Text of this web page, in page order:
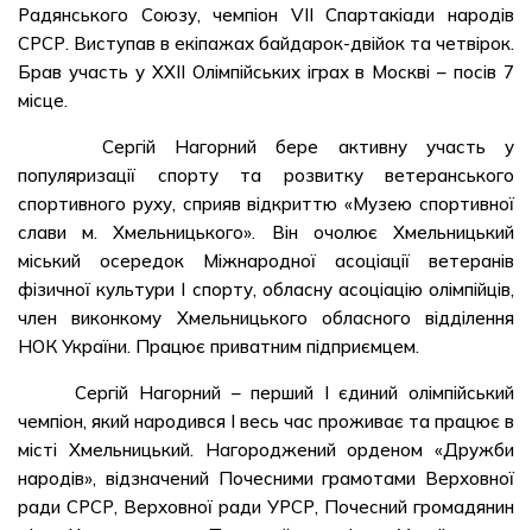
Радянського Союзу, чемпіон VII Спартакіади народів
СРСР. Виступав в екіпажах байдарок-двійок та четвірок.
Брав участь у XXII Олімпійських іграх в Москві – посів 7
місце.
Сергій Нагорний бере активну участь у
популяризації спорту та розвитку ветеранського
спортивного руху, сприяв відкриттю «Музею спортивної
слави м. Хмельницького». Він очолює Хмельницький
міський осередок Міжнародної асоціації ветеранів
фізичної культури І спорту, обласну асоціацію олімпійців,
член виконкому Хмельницького обласного відділення
НОК України. Працює приватним підприємцем.
Сергій Нагорний – перший І єдиний олімпійський
чемпіон, який народився І весь час проживає та працює в
місті Хмельницький. Нагороджений орденом «Дружби
народів», відзначений Почесними грамотами Верховної
ради СРСР, Верховної ради УРСР, Почесний громадянин